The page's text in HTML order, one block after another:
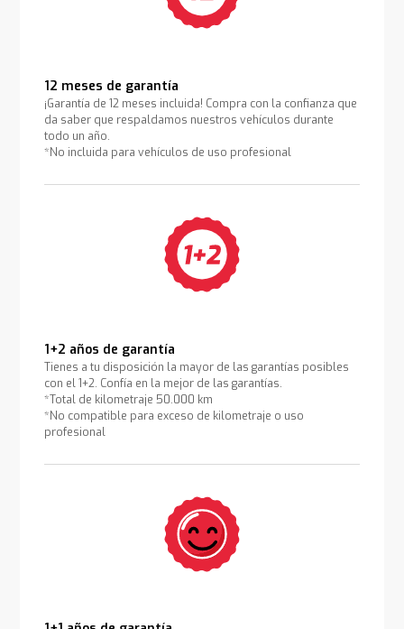
12 meses de garantía
¡Garantía de 12 meses incluida! Compra con la confianza que
da saber que respaldamos nuestros vehículos durante
todo un año.
*No incluida para vehículos de uso profesional
1+2 años de garantía
Tienes a tu disposición la mayor de las garantías posibles
con el 1+2. Confía en la mejor de las garantías.
*Total de kilometraje 50.000 km
*No compatible para exceso de kilometraje o uso
profesional